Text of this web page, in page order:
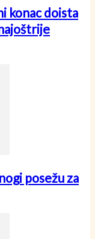
konac doista
posežu za